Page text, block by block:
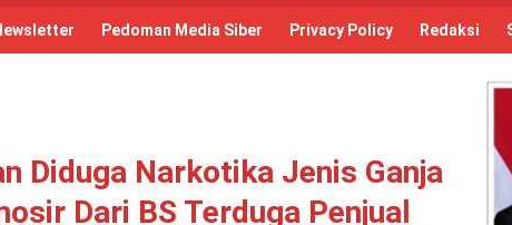
Pedoman Media Siber Privacy Policy Redaksi
Diduga Narkotika Jenis Ganja
Dari BS Terduga Penjual